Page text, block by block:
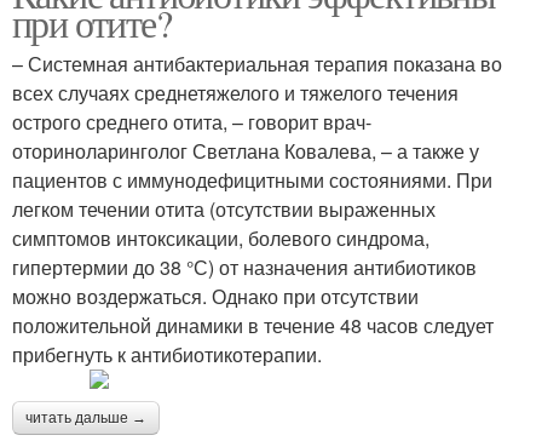
при отите?
– Системная антибактериальная терапия показана во
всех случаях среднетяжелого и тяжелого течения
острого среднего отита, – говорит врач-
оториноларинголог Светлана Ковалева, – а также у
пациентов с иммунодефицитными состояниями. При
легком течении отита (отсутствии выраженных
симптомов интоксикации, болевого синдрома,
гипертермии до 38 °С) от назначения антибиотиков
можно воздержаться. Однако при отсутствии
положительной динамики в течение 48 часов следует
прибегнуть к антибиотикотерапии.
читать дальше →